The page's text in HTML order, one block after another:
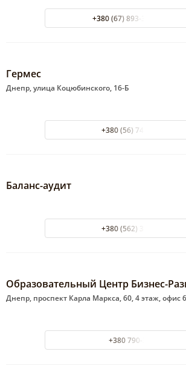
+380 (67) 893-39-45 моб.
Гермес
Днепр, улица Коцюбинского, 16-Б
+380 (56) 745-42-70
Баланс-аудит
+380 (562) 38-84-83
Образовательный Центр Бизнес-
Днепр, проспект Карла Маркса, 60, 4 этаж, офис
+380 790-39-10